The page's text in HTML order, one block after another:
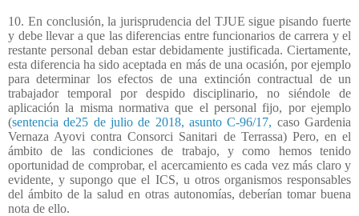
10. En conclusión, la jurisprudencia del TJUE sigue pisando fuerte
y debe llevar a que las diferencias entre funcionarios de carrera y el
restante personal deban estar debidamente justificada. Ciertamente,
esta diferencia ha sido aceptada en más de una ocasión, por ejemplo
para determinar los efectos de una extinción contractual de un
trabajador temporal por despido disciplinario, no siéndole de
aplicación la misma normativa que el personal fijo, por ejemplo
(sentencia de25 de julio de 2018, asunto C-96/17, caso Gardenia
Vernaza Ayovi contra Consorci Sanitari de Terrassa) Pero, en el
ámbito de las condiciones de trabajo, y como hemos tenido
oportunidad de comprobar, el acercamiento es cada vez más claro y
evidente, y supongo que el ICS, u otros organismos responsables
del ámbito de la salud en otras autonomías, deberían tomar buena
nota de ello.